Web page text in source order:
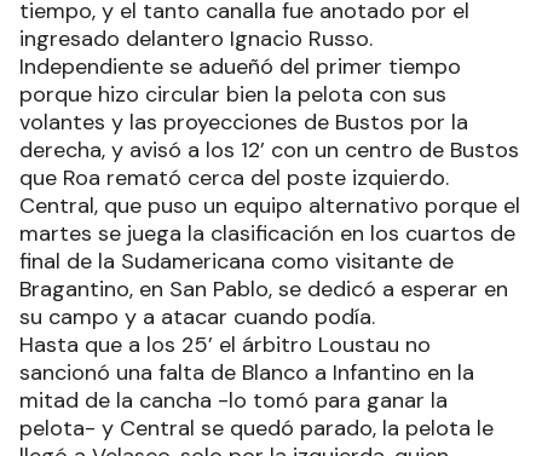
tiempo, y el tanto canalla fue anotado por el
ingresado delantero Ignacio Russo.
Independiente se adueñó del primer tiempo
porque hizo circular bien la pelota con sus
volantes y las proyecciones de Bustos por la
derecha, y avisó a los 12’ con un centro de Bustos
que Roa remató cerca del poste izquierdo.
Central, que puso un equipo alternativo porque el
martes se juega la clasificación en los cuartos de
final de la Sudamericana como visitante de
Bragantino, en San Pablo, se dedicó a esperar en
su campo y a atacar cuando podía.
Hasta que a los 25’ el árbitro Loustau no
sancionó una falta de Blanco a Infantino en la
mitad de la cancha -lo tomó para ganar la
pelota- y Central se quedó parado, la pelota le